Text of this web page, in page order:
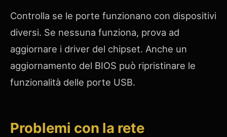
Controlla se le porte funzionano con dispositivi
diversi. Se nessuna funziona, prova ad
aggiornare i driver del chipset. Anche un
aggiornamento del BIOS può ripristinare le
funzionalità delle porte USB.
Problemi con la rete